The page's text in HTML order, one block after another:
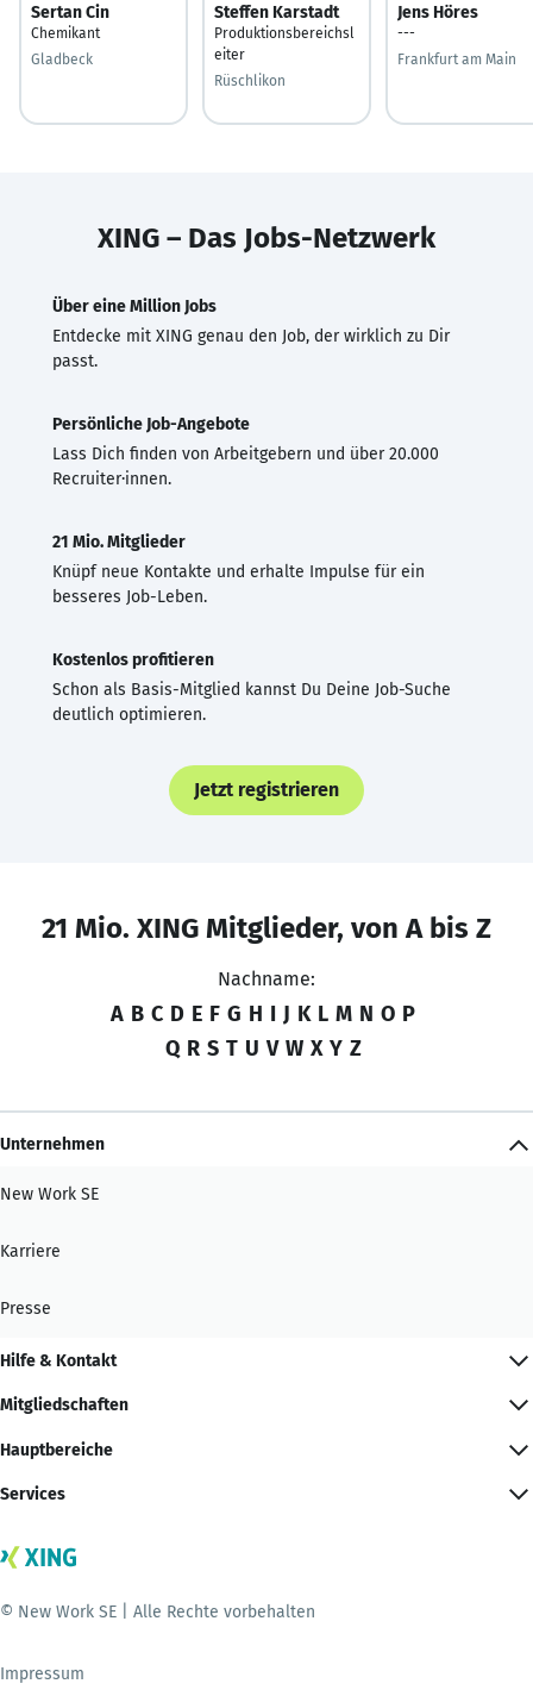
Sertan Cin
Chemikant
Gladbeck
Steffen Karstadt
Produktionsbereichsl
eiter
Rüschlikon
Jens Höres
---
Frankfurt am Main
XING – Das Jobs-Netzwerk
Über eine Million Jobs
Entdecke mit XING genau den Job, der wirklich zu Dir
passt.
Persönliche Job-Angebote
Lass Dich finden von Arbeitgebern und über 20.000
Recruiter·innen.
21 Mio. Mitglieder
Knüpf neue Kontakte und erhalte Impulse für ein
besseres Job-Leben.
Kostenlos profitieren
Schon als Basis-Mitglied kannst Du Deine Job-Suche
deutlich optimieren.
Jetzt registrieren
21 Mio. XING Mitglieder, von A bis Z
Nachname:
A B C D E F G H I J K L M N O P
Q R S T U V W X Y Z
Unternehmen
New Work SE
Karriere
Presse
Hilfe & Kontakt
Mitgliedschaften
Hauptbereiche
Services
© New Work SE | Alle Rechte vorbehalten
Impressum